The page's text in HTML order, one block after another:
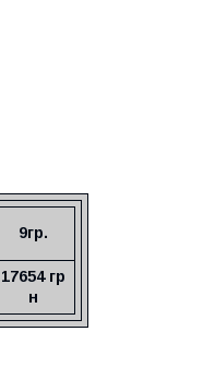
9гр.
17654гр
н